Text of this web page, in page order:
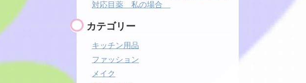
対応目薬 私の場合
カテゴリー
キッチン用品
ファッション
メイク